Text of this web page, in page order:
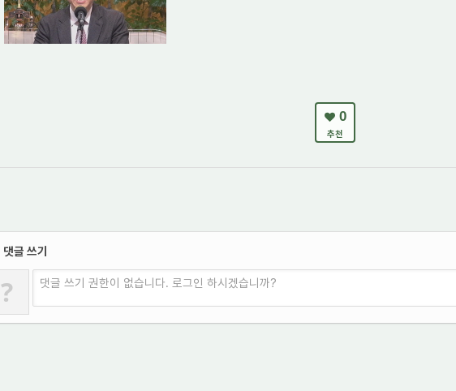
0
추천
댓글 쓰기
? 댓글 쓰기 권한이 없습니다. 로그인 하시겠습니까?